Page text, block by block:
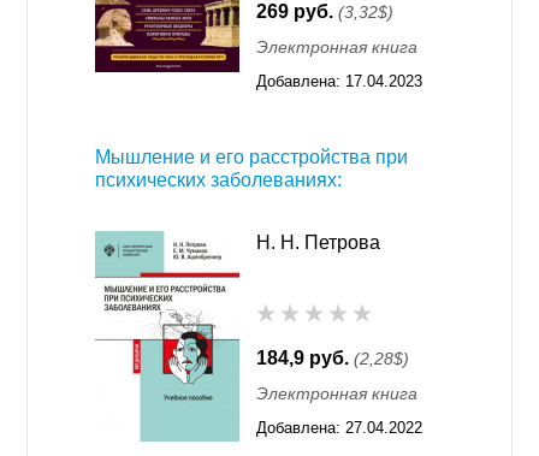
269 руб. (3,32$)
Электронная книга
Добавлена: 17.04.2023
Мышление и его расстройства при
психических заболеваниях:
Н. Н. Петрова
184,9 руб. (2,28$)
Электронная книга
Добавлена: 27.04.2022